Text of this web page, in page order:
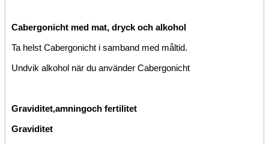
Cabergonicht med mat, dryck och alkohol
Ta helst Cabergonicht i samband med måltid.
Undvik alkohol när du använder Cabergonicht
Graviditet,amningoch fertilitet
Graviditet